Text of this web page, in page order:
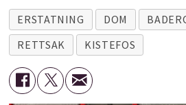
ERSTATNING DOM
RETTSAK
KISTEFOS